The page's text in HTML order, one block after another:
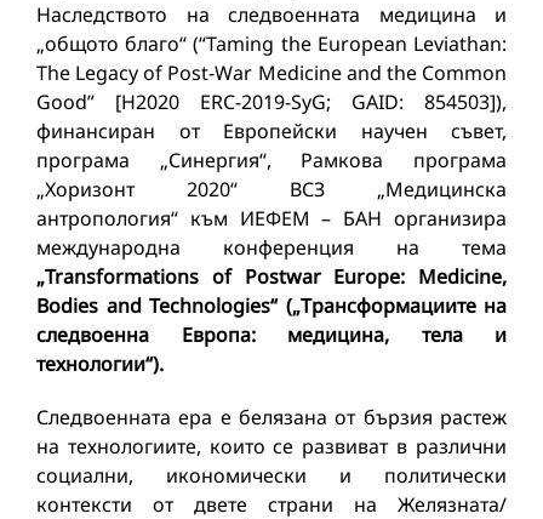
Наследството на следвоенната медицина и
„общото благо“ (“Taming the European Leviathan:
The Legacy of Post-War Medicine and the Common
Good” [H2020 ERC-2019-SyG; GAID: 854503]),
финансиран от Европейски научен съвет,
програма „Синергия“, Рамкова програма
„Хоризонт 2020“ ВСЗ „Медицинска
антропология“ към ИЕФЕМ – БАН организира
международна конференция на тема
„Transformations of Postwar Europe: Medicine,
Bodies and Technologies“ („Трансформациите на
следвоенна Европа: медицина, тела и
технологии“).
Следвоенната ера е белязана от бързия растеж
на технологиите, които се развиват в различни
социални, икономически и политически
контексти от двете страни на Желязната/